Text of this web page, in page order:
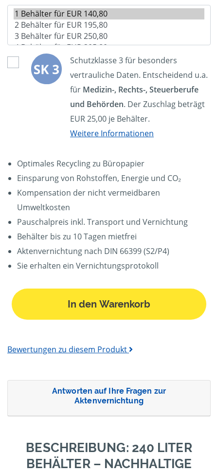
Schutzklasse 3 für besonders
vertrauliche Daten. Entscheidend u.a.
für Medizin-, Rechts-, Steuerberufe
und Behörden. Der Zuschlag beträgt
EUR 25,00 je Behälter.
Weitere Informationen
Optimales Recycling zu Büropapier
Einsparung von Rohstoffen, Energie und CO₂
Kompensation der nicht vermeidbaren
Umweltkosten
Pauschalpreis inkl. Transport und Vernichtung
Behälter bis zu 10 Tagen mietfrei
Aktenvernichtung nach DIN 66399 (S2/P4)
Sie erhalten ein Vernichtungsprotokoll
In den Warenkorb
Bewertungen zu diesem Produkt
Antworten auf Ihre Fragen zur
Aktenvernichtung
BESCHREIBUNG: 240 LITER
BEHÄLTER – NACHHALTIGE